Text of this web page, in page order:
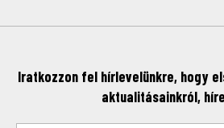
Iratkozzon fel hírlevelünkre, hogy
aktualitásainkról,